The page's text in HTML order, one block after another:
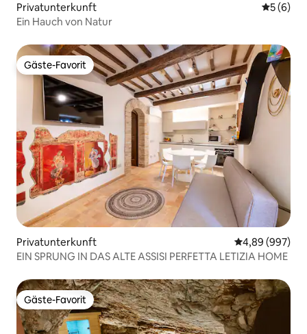
Privatunterkunft
5 (6)
Ein Hauch von Natur
Gäste-Favorit
Gäste-Favorit
Privatunterkunft
4,89 (997)
EIN SPRUNG IN DAS ALTE ASSISI PERFETTA LETIZIA HOME
Gäste-Favorit
Gäste-Favorit